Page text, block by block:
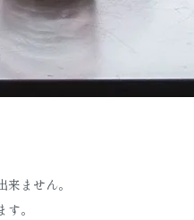
ません。
。